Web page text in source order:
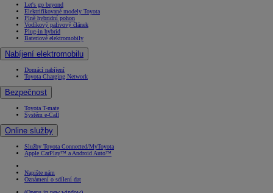
Let's go beyond
Elektrifikované modely Toyota
Plně hybridní pohon
Vodíkový palivový článek
Plug-in hybrid
Bateriové elektromobily
Nabíjení elektromobilu
Domácí nabíjení
Toyota Charging Network
Bezpečnost
Toyota T-mate
Systém e-Call
Online služby
Služby Toyota Connected/MyToyota
Apple CarPlay™ a Android Auto™
Napište nám
Oznámení o sdílení dat